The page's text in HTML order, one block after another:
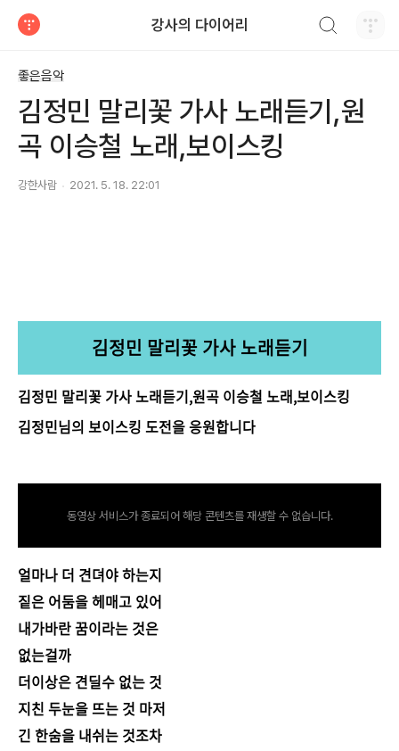
강사의 다이어리
좋은음악
김정민 말리꽃 가사 노래듣기,원
곡 이승철 노래,보이스킹
강한사람 2021. 5. 18. 22:01
김정민 말리꽃 가사 노래듣기
김정민 말리꽃 가사 노래듣기,원곡 이승철 노래,보이스킹
김정민님의 보이스킹 도전을 응원합니다
동영상 서비스가 종료되어 해당 콘텐츠를 재생할 수 없습니다.
얼마나 더 견뎌야 하는지
짙은 어둠을 헤매고 있어
내가바란 꿈이라는 것은
없는걸까
더이상은 견딜수 없는 것
지친 두눈을 뜨는 것 마저
긴 한숨을 내쉬는 것조차